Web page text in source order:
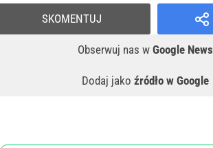
Obserwuj nas w Google News
Dodaj jako źródło w Google
SKOMENTUJ